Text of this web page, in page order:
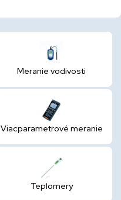
Meranie vodivosti
Viacparametrové meranie
Teplomery